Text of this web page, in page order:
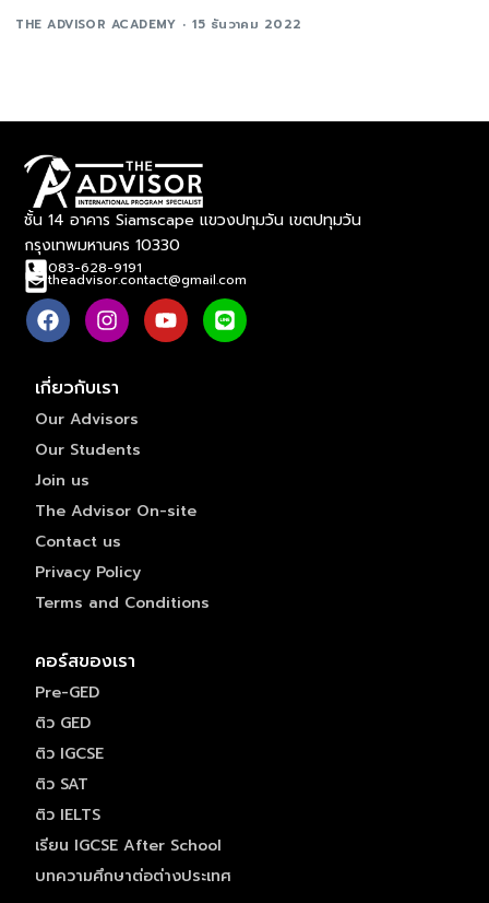
THE ADVISOR ACADEMY 15 ธันวาคม 2022
ชั้น 14 อาคาร Siamscape แขวงปทุมวัน เขตปทุมวัน
กรุงเทพมหานคร 10330
083-628-9191
theadvisor.contact@gmail.com
เกี่ยวกับเรา
Our Advisors
Our Students
Join us
The Advisor On-site
Contact us
Privacy Policy
Terms and Conditions
คอร์สของเรา
Pre-GED
ติว GED
ติว IGCSE
ติว SAT
ติว IELTS
เรียน IGCSE After School
บทความศึกษาต่อต่างประเทศ